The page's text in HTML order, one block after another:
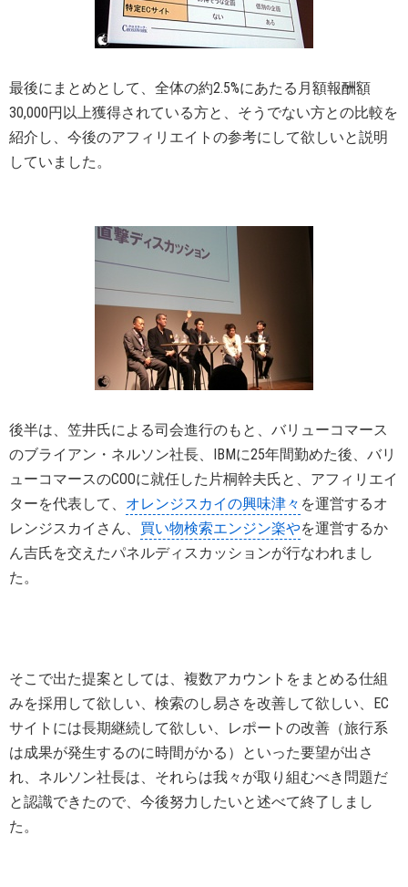
最後にまとめとして、全体の約2.5%にあたる月額報酬額
30,000円以上獲得されている方と、そうでない方との比較を
紹介し、今後のアフィリエイトの参考にして欲しいと説明
していました。
後半は、笠井氏による司会進行のもと、バリューコマース
のブライアン・ネルソン社長、IBMに25年間勤めた後、バリ
ューコマースのCOOに就任した片桐幹夫氏と、アフィリエイ
ターを代表して、 オレンジスカイの興味津々 を運営するオ
レンジスカイさん、 買い物検索エンジン楽やを運営するか
ん吉氏を交えたパネルディスカッションが行なわれまし
た。
そこで出た提案としては、複数アカウントをまとめる仕組
みを採用して欲しい、検索のし易さを改善して欲しい、EC
サイトには長期継続して欲しい、レポートの改善（旅行系
は成果が発生するのに時間がかる）といった要望が出さ
れ、ネルソン社長は、それらは我々が取り組むべき問題だ
と認識できたので、今後努力したいと述べて終了しまし
た。